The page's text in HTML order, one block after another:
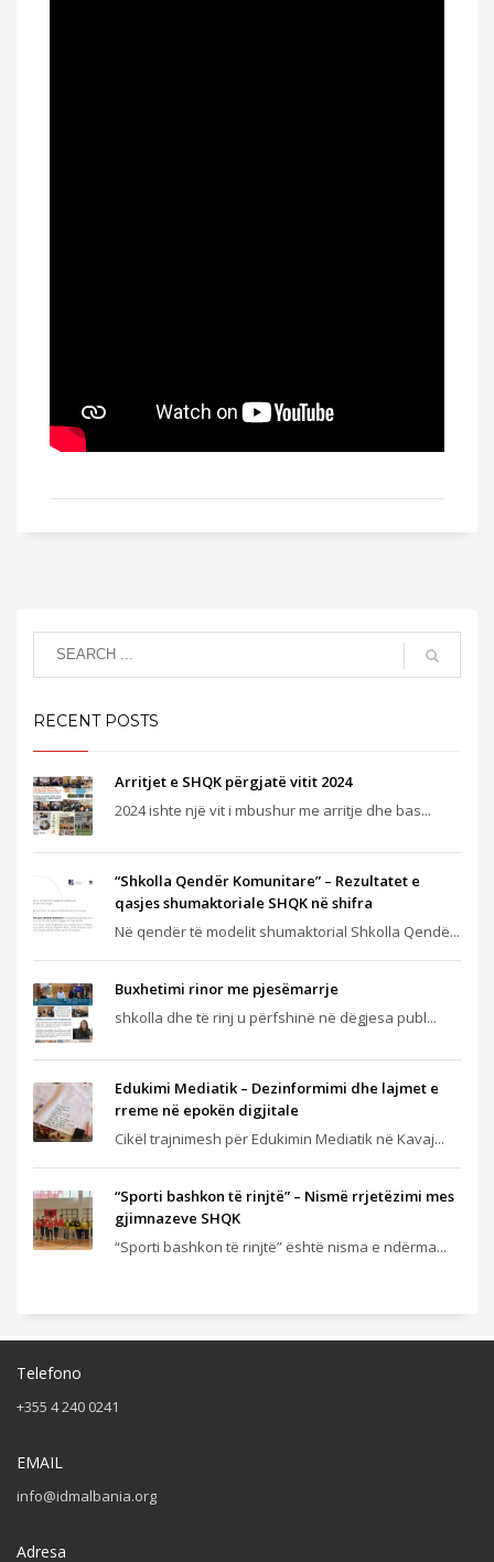
RECENT POSTS
Arritjet e SHQK përgjatë vitit 2024
2024 ishte një vit i mbushur me arritje dhe bas...
“Shkolla Qendër Komunitare” – Rezultatet e
qasjes shumaktoriale SHQK në shifra
Në qendër të modelit shumaktorial Shkolla Qendë...
Buxhetimi rinor me pjesëmarrje
shkolla dhe të rinj u përfshinë në dëgjesa publ...
Edukimi Mediatik – Dezinformimi dhe lajmet e
rreme në epokën digjitale
Cikël trajnimesh për Edukimin Mediatik në Kavaj...
“Sporti bashkon të rinjtë” – Nismë rrjetëzimi mes
gjimnazeve SHQK
“Sporti bashkon të rinjtë” është nisma e ndërma...
Telefono
+355 4 240 0241
EMAIL
info@idmalbania.org
Adresa